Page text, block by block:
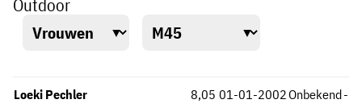
Outdoor
Loeki Pechler Onbekend
8,05 -
01-01-2002